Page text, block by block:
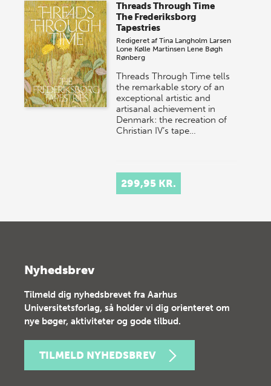
Threads Through Time
The Frederiksborg
Tapestries
Redigeret afTina Langholm Larsen
Lone Kølle Martinsen Lene Bøgh
Rønberg
Threads Through Time tells
the remarkable story of an
exceptional artistic and
artisanal achievement in
Denmark: the recreation of
Christian IV’s tape…
299,95 KR.
Nyhedsbrev
Tilmeld dig nyhedsbrevet fra Aarhus
Universitetsforlag, så holder vi dig orienteret om
nye bøger, aktiviteter og gode tilbud.
TILMELD NYHEDSBREV